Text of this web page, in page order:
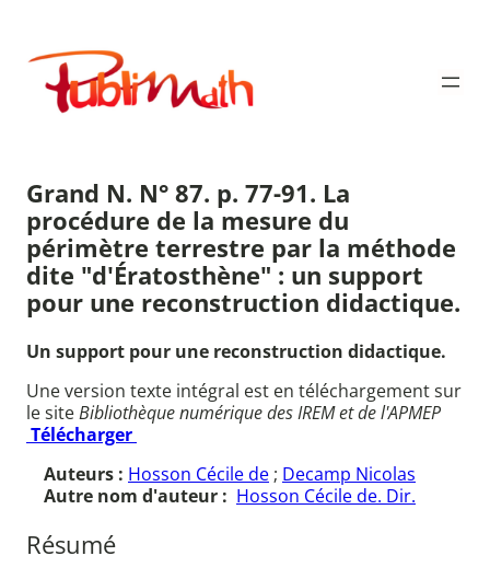
contenu
Publimath
Grand N. N° 87. p. 77-91. La
procédure de la mesure du
périmètre terrestre par la méthode
dite "d'Ératosthène" : un support
pour une reconstruction didactique.
Un support pour une reconstruction didactique.
Une version texte intégral est en téléchargement sur
le siteBibliothèque numérique des IREM et de l'APMEP
Télécharger
Auteurs : Hosson Cécile de ; Decamp Nicolas
Autre nom d'auteur : Hosson Cécile de. Dir.
Résumé